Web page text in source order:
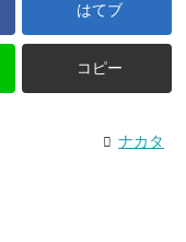
はてブ
コピー
ナカタ